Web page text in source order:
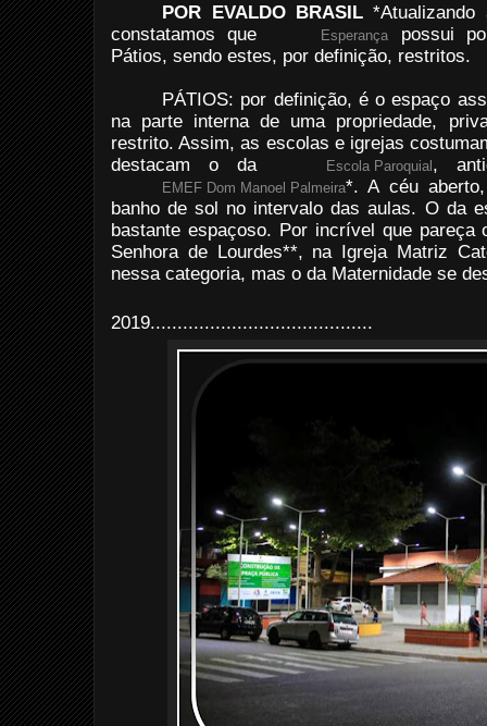
POR EVALDO BRASIL *Atualizando
constatamos que
Esperança
possui
Pátios, sendo estes, por definição, restritos.
PÁTIOS: por definição, é o espaço
na parte interna de uma propriedade,
restrito. Assim, as escolas e igrejas
destacam o da
Escola Paroquial,
EMEF Dom Manoel Palmeira*. A céu
banho de sol no intervalo das aulas. O da
bastante espaçoso. Por incrível que
Senhora de Lourdes**, na Igreja Matriz
nessa categoria, mas o da Maternidade se
2019.........................................